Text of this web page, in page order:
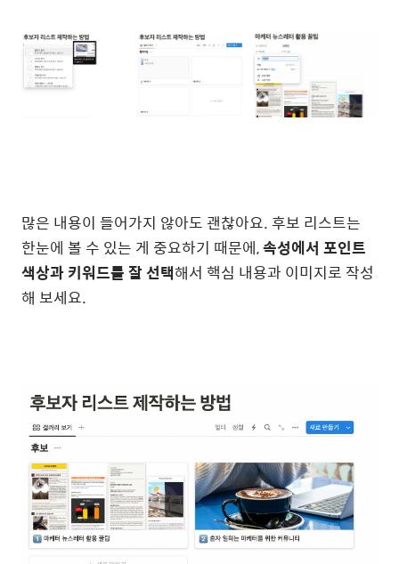
많은 내용이 들어가지 않아도 괜찮아요. 후보 리스트는
한눈에 볼 수 있는 게 중요하기 때문에,속성에서 포인트
색상과 키워드를 잘 선택해서 핵심 내용과 이미지로 작성
해 보세요.